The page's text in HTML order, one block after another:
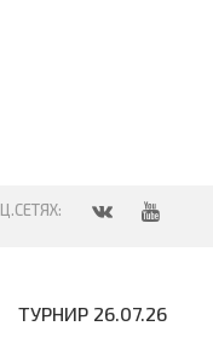
ТУРНИР 26.07.26